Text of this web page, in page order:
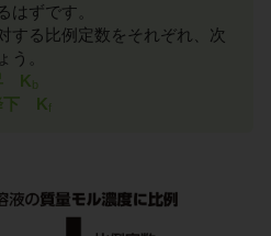
はずです。
する比例定数をそれぞれ、次
う。
K b
下 K f